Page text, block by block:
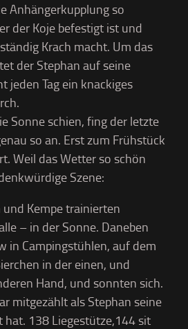
Anhängerkupplung so
der Koje befestigt ist und
Krach macht. Um das
der Stephan auf seine
jeden Tag ein knackiges
Sonne schien, fing der letzte
so an. Erst zum Frühstück
Weil das Wetter so schön
Szene:
Kempe trainierten
– in der Sonne. Daneben
in Campingstühlen, auf dem
in der einen, und
Hand, und sonnten sich.
mitgezählt als Stephan seine
hat. 138 Liegestütze,144 sit